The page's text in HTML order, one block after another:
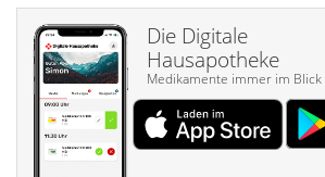
Die Digitale
Hausapotheke
Medikamente immer im Blick